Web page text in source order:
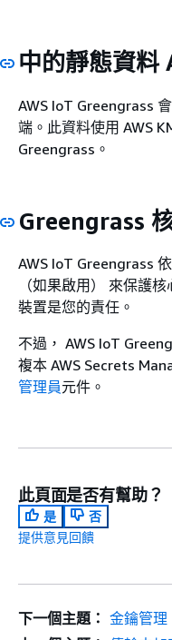
中的靜態資料
AWS IoT Greengrass
端。此資料使用 AWS
Greengrass。
Greengrass
AWS IoT Greengrass
（如果啟用） 來保護
裝置是您的責任。
不過， AWS IoT
複本 AWS Secrets
管理員元件。
此頁面是否有幫助？
是
否
提供意見回饋
下一個主題： 金鑰管理